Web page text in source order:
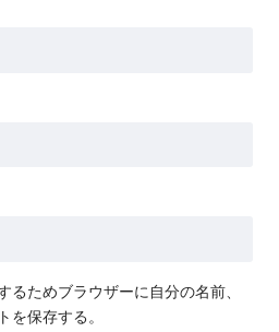
るためブラウザーに自分の名前、
を保存する。